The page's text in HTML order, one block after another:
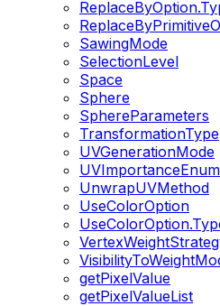
SawingMode
SelectionLevel
Space
Sphere
SphereParameters
TransformationType
UVGenerationMode
UVImportanceEnum
UnwrapUVMethod
UseColorOption
getPixelValue
getPixelValueList